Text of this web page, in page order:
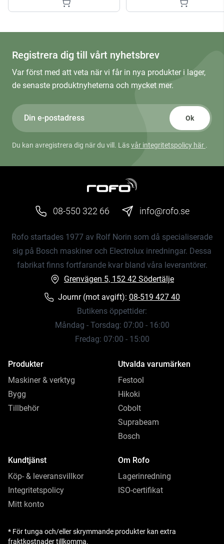
Registrera dig till vårt nyhetsbrev
Var först med att veta när vi får in nya produkter i lager,
de senaste produktnyheterna och mycket mer.
Ok
Du kan avregistrera dig när du vill. Läsvår integritetspolicy här .
08-550 322 66 info@rofo.se
Rofo startades 1977 av Rolf Norin som då specialiserade
sig på Bosch maskiner och Electrolux inredningar. Dessa
fabrikat finns fortfarande kvar bland våra leverantörer.
Grenvägen 5, 152 42 Södertälje
Journr (mot avgift): 08-519 427 40
Butikens öppettider:
Måndag - Torsdag: 07:00 - 16:00
Fredag: 07:00 - 15:00
Produkter
Maskiner & verktyg
Bygg
Tillbehör
Utvalda varumärken
Festool
Hikoki
Cobolt
Suprabeam
Bosch
Kundtjänst
Köp- & leveransvillkor
Integritetspolicy
Mitt konto
Om Rofo
Lagerinredning
ISO-certifikat
* För tunga och/eller skrymmande produkter kan extra
fraktkostnader tillkomma.